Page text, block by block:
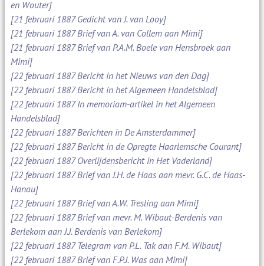
en Wouter]
[21 februari 1887 Gedicht van J. van Looy]
[21 februari 1887 Brief van A. van Collem aan Mimi]
[21 februari 1887 Brief van P.A.M. Boele van Hensbroek aan
Mimi]
[22 februari 1887 Bericht in het Nieuws van den Dag]
[22 februari 1887 Bericht in het Algemeen Handelsblad]
[22 februari 1887 In memoriam-artikel in het Algemeen
Handelsblad]
[22 februari 1887 Berichten in De Amsterdammer]
[22 februari 1887 Bericht in de Opregte Haarlemsche Courant]
[22 februari 1887 Overlijdensbericht in Het Vaderland]
[22 februari 1887 Brief van J.H. de Haas aan mevr. G.C. de Haas-
Hanau]
[22 februari 1887 Brief van A.W. Tresling aan Mimi]
[22 februari 1887 Brief van mevr. M. Wibaut-Berdenis van
Berlekom aan J.J. Berdenis van Berlekom]
[22 februari 1887 Telegram van P.L. Tak aan F.M. Wibaut]
[22 februari 1887 Brief van F.P.J. Was aan Mimi]